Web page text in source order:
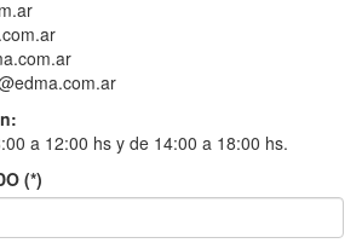
a 12:00 hs y de 14:00 a 18:00 hs.
(*)